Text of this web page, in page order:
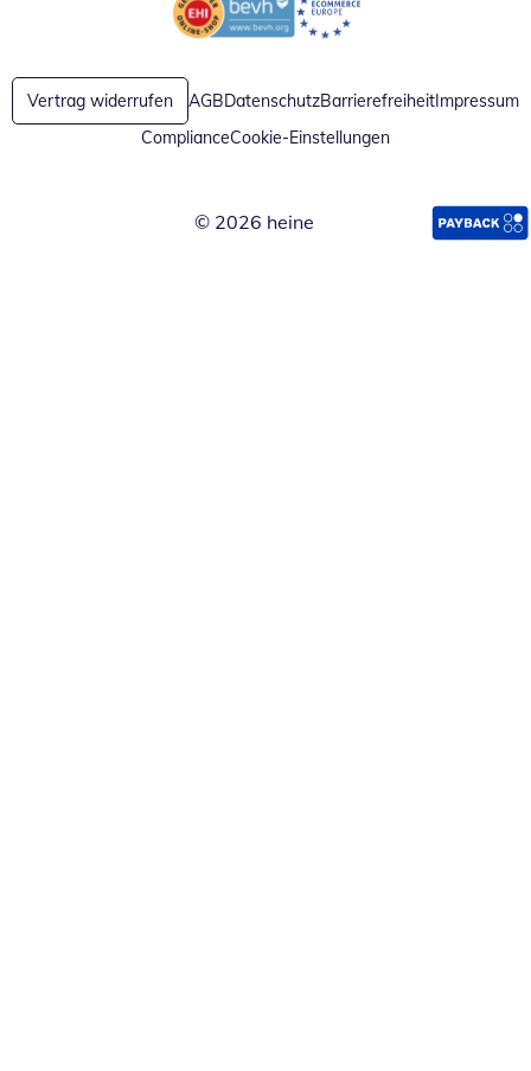
Öffnet in neuem FensterÖffnet in neuem Fenster
Vertrag widerrufen AGBDatenschutzBarrierefreiheit Impressum
ComplianceCookie-Einstellungen
© 2026 heine